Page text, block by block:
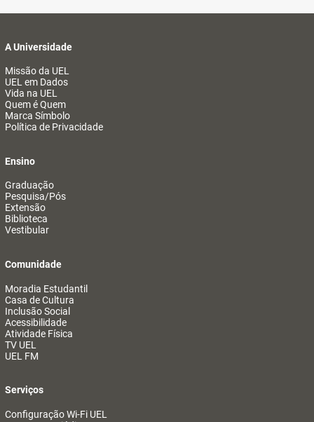
A Universidade
Missão da UEL
UEL em Dados
Vida na UEL
Quem é Quem
Marca Símbolo
Política de Privacidade
Ensino
Graduação
Pesquisa/Pós
Extensão
Biblioteca
Vestibular
Comunidade
Moradia Estudantil
Casa de Cultura
Inclusão Social
Acessibilidade
Atividade Física
TV UEL
UEL FM
Serviços
Configuração Wi-Fi UEL